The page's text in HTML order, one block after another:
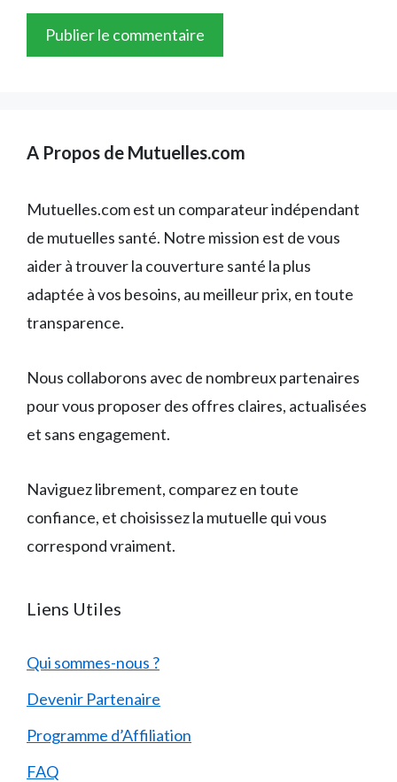
A Propos de Mutuelles.com
Mutuelles.com est un comparateur indépendant
de mutuelles santé. Notre mission est de vous
aider à trouver la couverture santé la plus
adaptée à vos besoins, au meilleur prix, en toute
transparence.
Nous collaborons avec de nombreux partenaires
pour vous proposer des offres claires, actualisées
et sans engagement.
Naviguez librement, comparez en toute
confiance, et choisissez la mutuelle qui vous
correspond vraiment.
Liens Utiles
Qui sommes-nous ?
Devenir Partenaire
Programme d’Affiliation
FAQ